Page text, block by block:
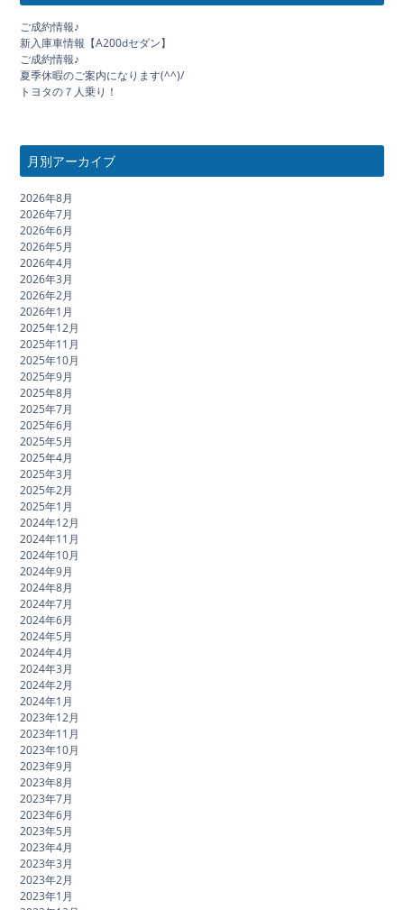
ご成約情報♪
新入庫車情報【A200dセダン】
ご成約情報♪
夏季休暇のご案内になります(^^)/
トヨタの７人乗り！
月別アーカイブ
2026年8月
2026年7月
2026年6月
2026年5月
2026年4月
2026年3月
2026年2月
2026年1月
2025年12月
2025年11月
2025年10月
2025年9月
2025年8月
2025年7月
2025年6月
2025年5月
2025年4月
2025年3月
2025年2月
2025年1月
2024年12月
2024年11月
2024年10月
2024年9月
2024年8月
2024年7月
2024年6月
2024年5月
2024年4月
2024年3月
2024年2月
2024年1月
2023年12月
2023年11月
2023年10月
2023年9月
2023年8月
2023年7月
2023年6月
2023年5月
2023年4月
2023年3月
2023年2月
2023年1月